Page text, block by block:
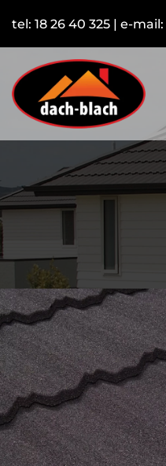
tel: 18 26 40 325 | e-mail: